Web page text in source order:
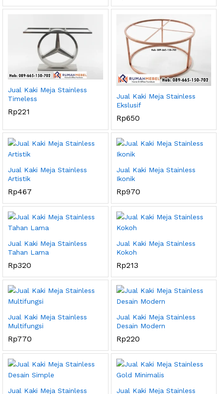
Jual Kaki Meja Stainless
Timeless
Rp221
Jual Kaki Meja Stainless
Ekslusif
Rp650
Jual Kaki Meja Stainless
Artistik
Rp467
Jual Kaki Meja Stainless
Ikonik
Rp970
Jual Kaki Meja Stainless
Tahan Lama
Rp320
Jual Kaki Meja Stainless
Kokoh
Rp213
Jual Kaki Meja Stainless
Multifungsi
Rp770
Jual Kaki Meja Stainless
Desain Modern
Rp220
Jual Kaki Meja Stainless
Jual Kaki Meja Stainless